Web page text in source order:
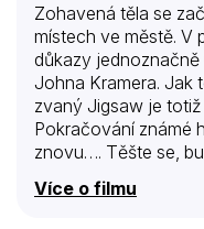
Zohavená těla se
místech ve městě. V
důkazy
Johna Kramera. Jak
zvaný Jigsaw je
Pokračování známé
znovu…. Těšte se,
Více o filmu